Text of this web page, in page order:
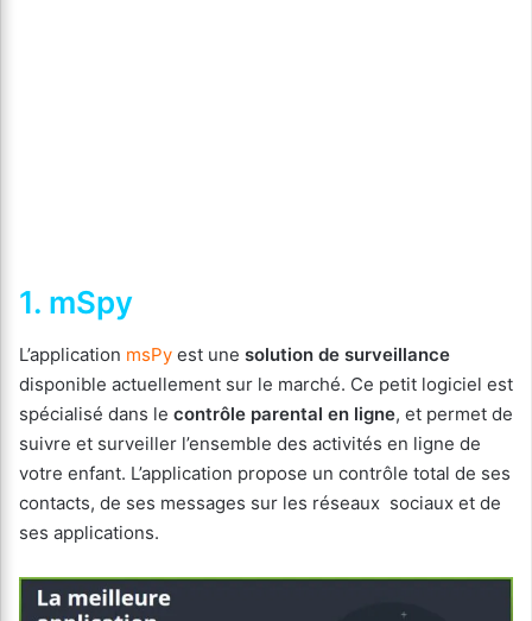
1. mSpy
L’application msPy est une solution de surveillance
disponible actuellement sur le marché. Ce petit logiciel est
spécialisé dans le contrôle parental en ligne, et permet de
suivre et surveiller l’ensemble des activités en ligne de
votre enfant. L’application propose un contrôle total de ses
contacts, de ses messages sur les réseaux sociaux et de
ses applications.